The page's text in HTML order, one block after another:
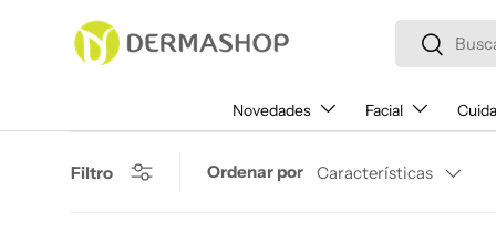
Ir al contenido Buscar
Buscar
Novedades Facial
Filtro Ordenar por Características